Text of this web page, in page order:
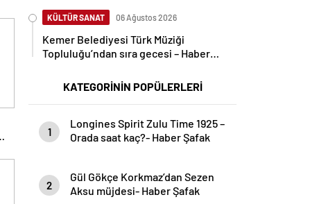
KÜLTÜR SANAT 06 Ağustos 2026
Kemer Belediyesi Türk Müziği
Topluluğu’ndan sıra gecesi – Haber
KATEGORİNİN POPÜLERLERİ
1
Longines Spirit Zulu Time 1925 –
Orada saat kaç?- Haber Şafak
2
Gül Gökçe Korkmaz’dan Sezen
Aksu müjdesi- Haber Şafak